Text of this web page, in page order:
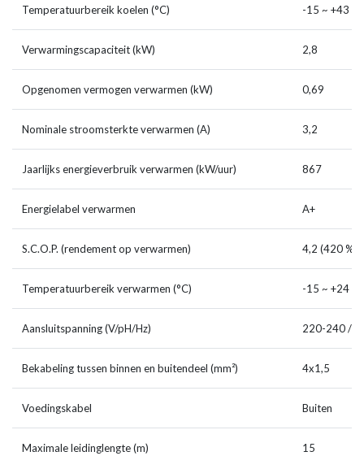
Temperatuurbereik koelen (°C) -15 ~ +43
Verwarmingscapaciteit (kW) 2,8
Opgenomen vermogen verwarmen (kW) 0,69
Nominale stroomsterkte verwarmen (A) 3,2
Jaarlijks energieverbruik verwarmen (kW/uur) 867
Energielabel verwarmen A+
S.C.O.P. (rendement op verwarmen) 4,2 (420 %)
Temperatuurbereik verwarmen (°C) -15 ~ +24
Aansluitspanning (V/pH/Hz) 220-240 / 1
Bekabeling tussen binnen en buitendeel (mm²) 4x1,5
Voedingskabel Buiten
Maximale leidinglengte (m) 15